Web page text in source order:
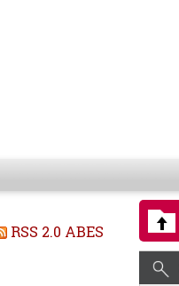
RSS 2.0 ABES